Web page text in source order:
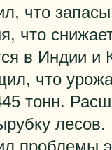
что
что
в Индии и
что
тонн.
лесов.
проблемы